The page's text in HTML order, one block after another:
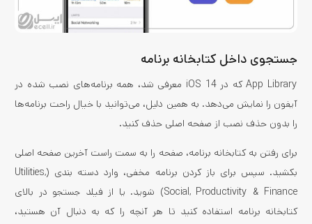
جستجوی داخل کتابخانه برنامه
App Library که در iOS 14 معرفی شد، همه برنامه‌های نصب شده در
آیفون را نمایش می‌دهد. به همین دلیل، می‌توانید با خیال راحت برنامه‌ها
را بدون حذف نصب از صفحه اصلی حذف کنید.
برای رفتن به کتابخانه برنامه، صفحه را به سمت راست آخرین صفحه اصلی
بکشید. سپس برای باز کردن برنامه مخفی، وارد دسته بندی (Utilities,
Social, Productivity & Finance) شوید. یا از فیلد جستجو در بالای
کتابخانه برنامه استفاده کنید تا هر آنچه را که به دنبال آن هستید،